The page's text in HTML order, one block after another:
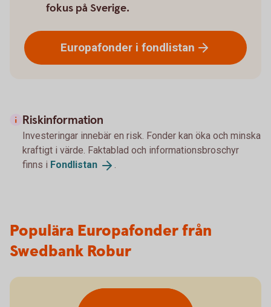
fokus på Sverige.
Europafonder i fondlistan
Riskinformation
Investeringar innebär en risk. Fonder kan öka och minska
kraftigt i värde. Faktablad och informationsbroschyr
finns i Fondlistan .
Populära Europafonder från
Swedbank Robur